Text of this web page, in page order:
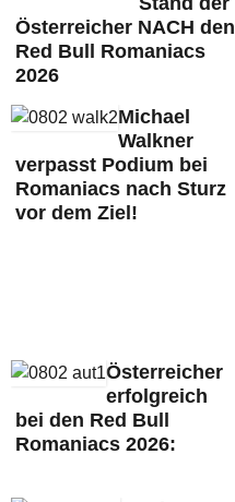
Österreicher NACH den
Red Bull Romaniacs
2026
Michael
Walkner
verpasst Podium bei
Romaniacs nach Sturz
vor dem Ziel!
Österreicher
erfolgreich
bei den Red Bull
Romaniacs 2026: